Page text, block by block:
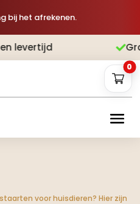
bij het afrekenen.
Gratis
0
voor huisdieren? Hier zijn